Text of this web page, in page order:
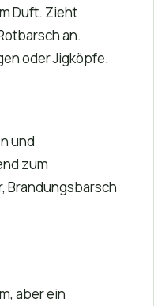
Duft. Zieht
an.
oder Jigköpfe.
und
zum
Brandungsbarsch
aber ein